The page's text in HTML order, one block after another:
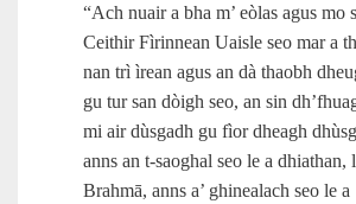
“Ach nuair a bha m’ eòlas agus mo
Ceithir Fìrinnean Uaisle seo mar a
nan trì ìrean agus an dà thaobh
gu tur san dòigh seo, an sin
mi air dùsgadh gu fìor dheagh
anns an t‑saoghal seo le a dhiathan,
Brahmā, anns a’ ghinealach seo le a